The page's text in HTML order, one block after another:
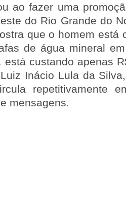
ao fazer uma
do Rio Grande do
que o homem está
de água mineral
está custando apenas
Inácio Lula da
repetitivamente
mensagens.